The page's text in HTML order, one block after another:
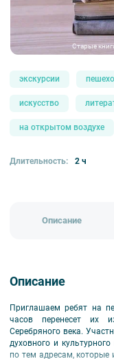
Старые
экскурсии
искусство
на открытом воздухе
Длительность: 2 ч
Описание
Описание
Приглашаем ребят на
часов перенесет их
Серебряного века.
духовного и
по тем адресам,